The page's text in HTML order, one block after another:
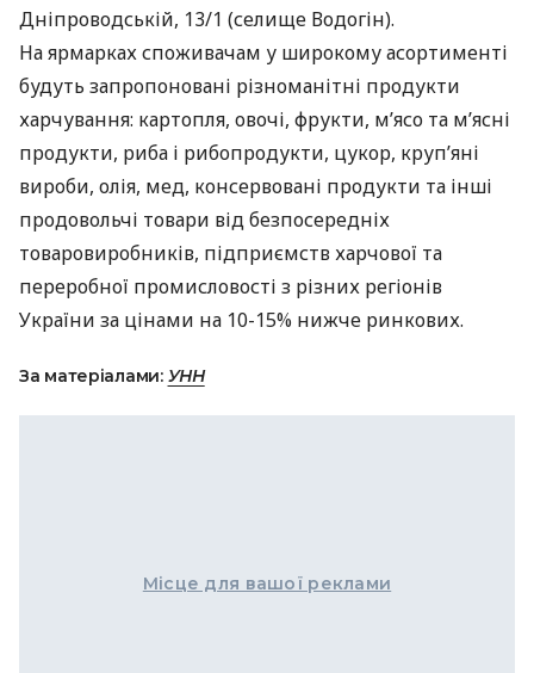
Дніпроводській, 13/1 (селище Водогін).
На ярмарках споживачам у широкому асортименті
будуть запропоновані різноманітні продукти
харчування: картопля, овочі, фрукти, м’ясо та м’ясні
продукти, риба і рибопродукти, цукор, круп’яні
вироби, олія, мед, консервовані продукти та інші
продовольчі товари від безпосередніх
товаровиробників, підприємств харчової та
переробної промисловості з різних регіонів
України за цінами на 10-15% нижче ринкових.
За матеріалами: УНН
Місце для вашої реклами